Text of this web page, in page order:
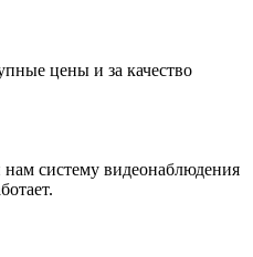
цены и за качество
систему видеонаблюдения